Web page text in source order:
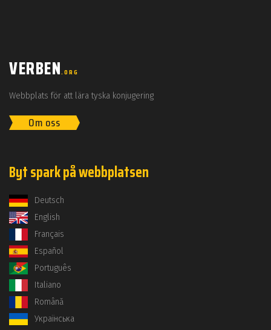
VERBEN.ORG
Webbplats för att lära tyska konjugering
Om oss
Byt spark på webbplatsen
Deutsch
English
Français
Español
Português
Italiano
Română
Українська